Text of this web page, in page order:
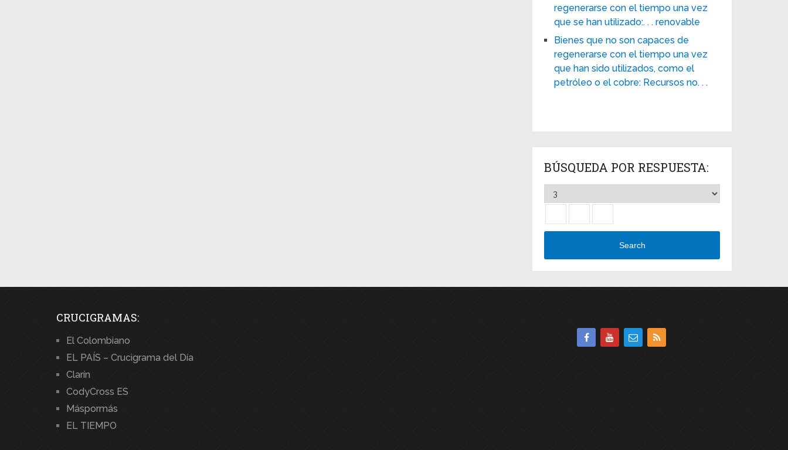
regenerarse con el tiempo una vez
que se han utilizado:. . . renovable
Bienes que no son capaces de
regenerarse con el tiempo una vez
que han sido utilizados, como el
petróleo o el cobre: Recursos no. . .
BÚSQUEDA POR RESPUESTA:
Search
CRUCIGRAMAS:
El Colombiano
EL PAÍS – Crucigrama del Día
Clarín
CodyCross ES
Máspormás
EL TIEMPO